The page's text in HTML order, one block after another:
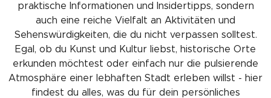
praktische Informationen und Insidertipps, sondern
auch eine reiche Vielfalt an Aktivitäten und
Sehenswürdigkeiten, die du nicht verpassen solltest.
Egal, ob du Kunst und Kultur liebst, historische Orte
erkunden möchtest oder einfach nur die pulsierende
Atmosphäre einer lebhaften Stadt erleben willst - hier
findest du alles, was du für dein persönliches